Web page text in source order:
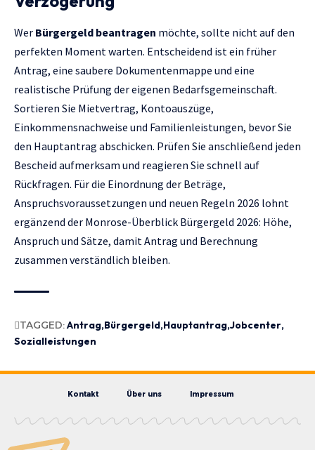
Wer Bürgergeld beantragen möchte, sollte nicht auf den
perfekten Moment warten. Entscheidend ist ein früher
Antrag, eine saubere Dokumentenmappe und eine
realistische Prüfung der eigenen Bedarfsgemeinschaft.
Sortieren Sie Mietvertrag, Kontoauszüge,
Einkommensnachweise und Familienleistungen, bevor Sie
den Hauptantrag abschicken. Prüfen Sie anschließend jeden
Bescheid aufmerksam und reagieren Sie schnell auf
Rückfragen. Für die Einordnung der Beträge,
Anspruchsvoraussetzungen und neuen Regeln 2026 lohnt
ergänzend der Monrose-Überblick Bürgergeld 2026: Höhe,
Anspruch und Sätze, damit Antrag und Berechnung
zusammen verständlich bleiben.
TAGGED:Antrag Bürgergeld Hauptantrag Jobcenter
Sozialleistungen
Kontakt Über uns Impressum